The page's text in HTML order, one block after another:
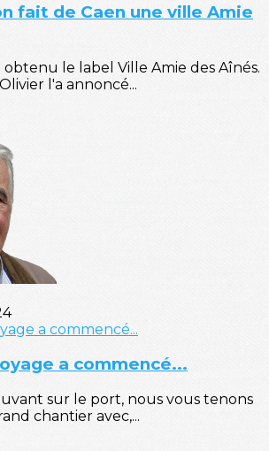
fait de Caen une ville Amie
obtenu le label Ville Amie des Aînés.
l'a annoncé...
a commencé...
sur le port, nous vous tenons
chantier avec,...